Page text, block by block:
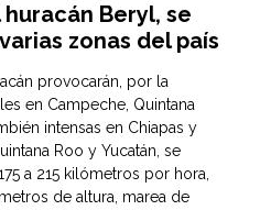
Beryl, se
zonas del país
provocarán, por la
en Campeche, Quintana
intensas en Chiapas y
Roo y Yucatán, se
a 215 kilómetros por hora,
de altura, marea de